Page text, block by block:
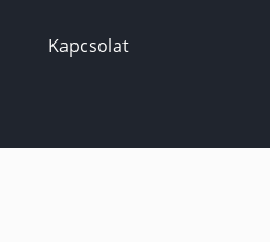
Kapcsolat